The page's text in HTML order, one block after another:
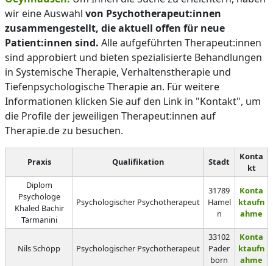
wir eine Auswahl von Psychotherapeut:innen
zusammengestellt, die aktuell offen für neue
Patient:innen sind. Alle aufgeführten Therapeut:innen
sind approbiert und bieten spezialisierte Behandlungen
in Systemische Therapie, Verhaltenstherapie und
Tiefenpsychologische Therapie an. Für weitere
Informationen klicken Sie auf den Link in "Kontakt", um
die Profile der jeweiligen Therapeut:innen auf
Therapie.de zu besuchen.
Praxis Qualifikation Stadt
Konta
kt
Diplom
Psychologe
Khaled Bachir
Tarmanini
Psychologischer Psychotherapeut
31789
Hamel
n
Konta
ktaufn
ahme
Nils Schöpp Psychologischer Psychotherapeut
33102
Pader
born
Konta
ktaufn
ahme